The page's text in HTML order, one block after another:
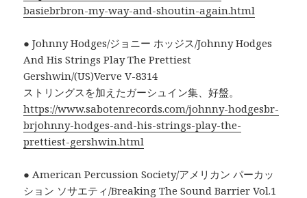
basiebrbron-my-way-and-shoutin-again.html
● Johnny Hodges/ジョニー ホッジス/Johnny Hodges
And His Strings Play The Prettiest
Gershwin/(US)Verve V-8314
ストリングスを加えたガーシュイン集、好盤。
https://www.sabotenrecords.com/johnny-hodgesbr-
brjohnny-hodges-and-his-strings-play-the-
prettiest-gershwin.html
● American Percussion Society/アメリカン パーカッ
ション ソサエティ/Breaking The Sound Barrier Vol.1